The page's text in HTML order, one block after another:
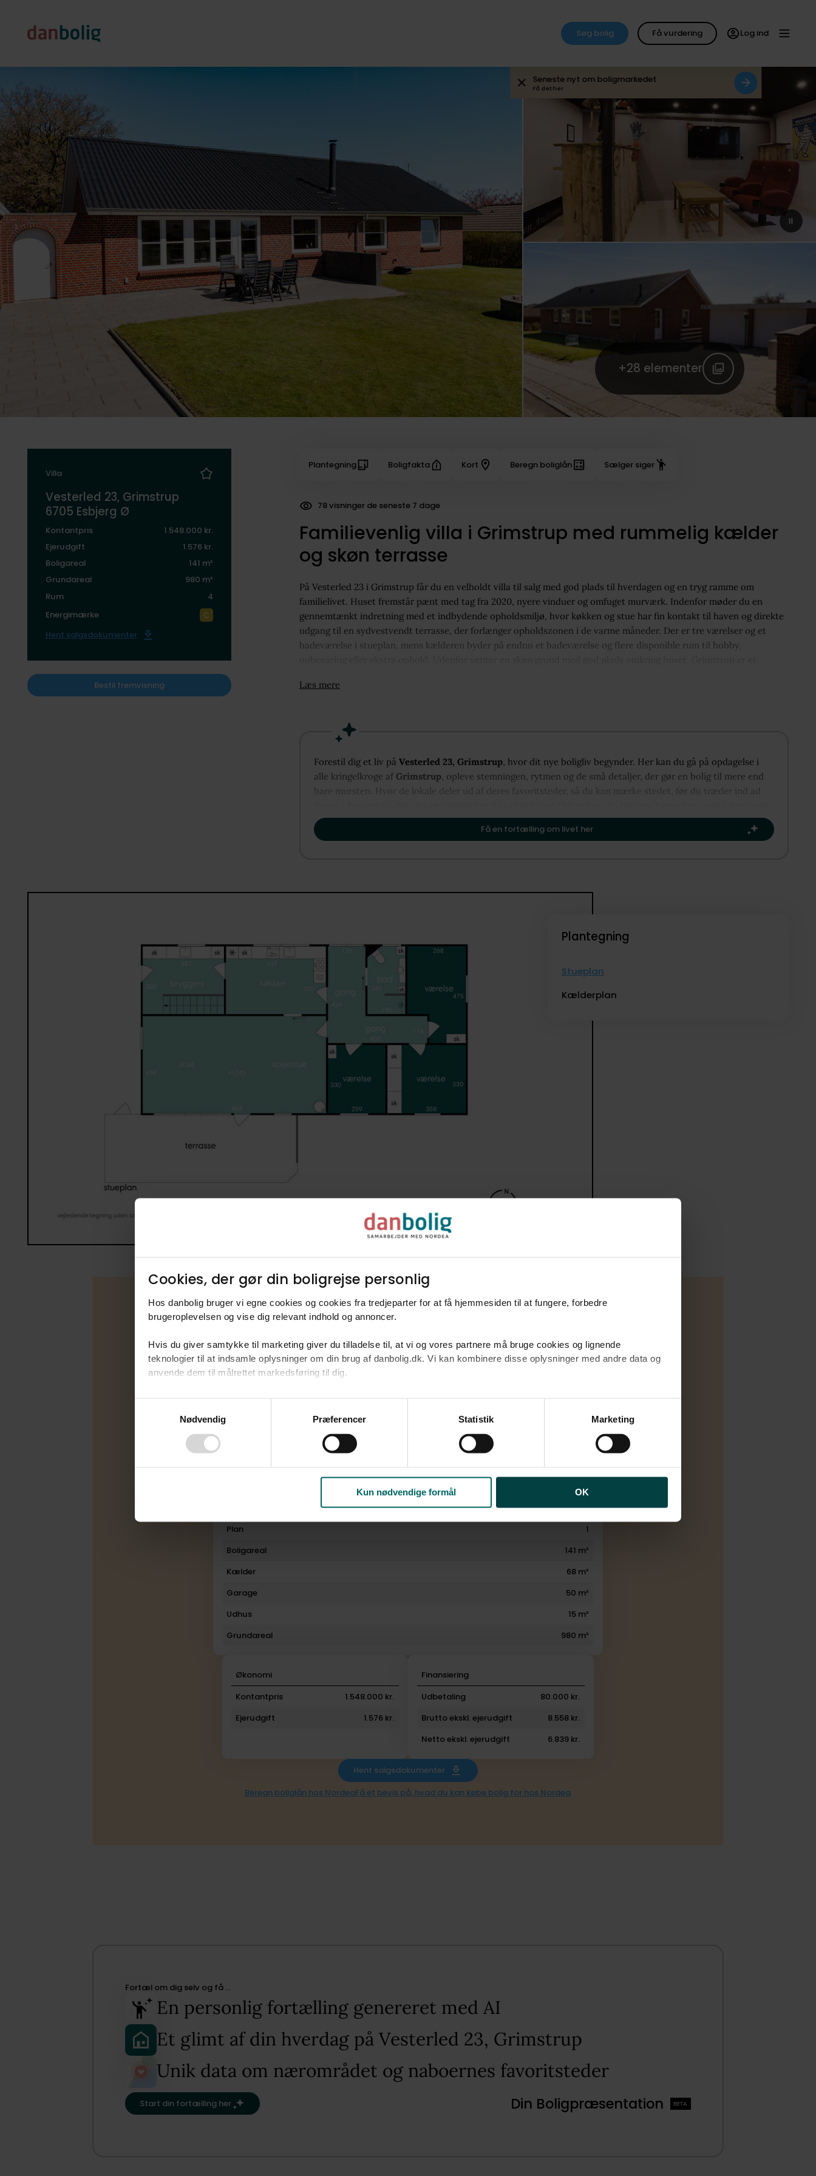
Cookies, der gør din boligrejse personlig​
Hos danbolig bruger vi egne cookies og cookies fra tredjeparter for at få hjemmesiden til at fungere, forbedre
brugeroplevelsen og vise dig relevant indhold og annoncer.​
Hvis du giver samtykke til marketing giver du tilladelse til, at vi og vores partnere må bruge cookies og lignende
teknologier til at indsamle oplysninger om din brug af danbolig.dk. Vi kan kombinere disse oplysninger med andre data og
anvende dem til målrettet markedsføring til dig.​
Ved at klikke på ”OK” giver du samtykke til alle formål. Du kan til enhver tid læse mere om brugen af cookies samt
tilbagekalde dit samtykke ved at følge linket til vores
. Oplysninger om behandling af personoplysninger
Nødvendig Præferencer Statistik Marketing
Kun nødvendige formål OK
Søg bolig Få vurdering Log ind
Seneste nyt om boligmarkedet
Få det her
+28 elementer
Villa
Vesterled 23, Grimstrup
6705 Esbjerg Ø
Kontantpris
1.548.000 kr.
Ejerudgift
1.576 kr.
Boligareal
141 m²
Grundareal
980 m²
Rum
4
Energimærke
Hent salgsdokumenter
Bestil fremvisning
Plantegning Boligfakta Kort Beregn boliglån Sælger siger
38 dokumenter downloadet
Familievenlig villa i Grimstrup med rummelig kælder
og skøn terrasse
På Vesterled 23 i Grimstrup får du en velholdt villa til salg med god plads til hverdagen og en tryg ramme om
familielivet. Huset fremstår pænt med tag fra 2020, nyere vinduer og omfuget murværk. Indenfor møder du en
gennemtænkt indretning med et indbydende opholdsmiljø, hvor køkken og stue har fin kontakt til haven og direkte
udgang til en sydvestvendt terrasse, der forlænger opholdszonen i de varme måneder. Der er tre værelser og et
badeværelse i stueplan, mens kælderen byder på endnu et badeværelse og flere disponible rum til hobby,
Læs mere
Forestil dig et liv påVesterled 23, Grimstrup, hvor dit nye boligliv begynder. Her kan du gå på opdagelse i
alle kringelkroge af Grimstrup, opleve stemningen, rytmen og de små detaljer, der gør en bolig til mere end
bare mursten. Hvor de lokale deler ud af deres favoritsteder, så du kan mærke stedet, før du træder ind ad
til at vise dig, hvordan Grimstrup kan danne rammen om dit næste kapitel.​
Få en fortælling om livet her
Plantegning
Stueplan
Kælderplan
Type
Villa
Energimærke
2
2
Plan
1
Boligareal
141 m²
Kælder
68 m²
Garage
50 m²
Udhus
15 m²
Grundareal
980 m²
Økonomi
Kontantpris
1.548.000 kr.
Ejerudgift
1.576 kr.
Finansiering
Udbetaling
80.000 kr.
Brutto ekskl. ejerudgift
8.558 kr.
Netto ekskl. ejerudgift
6.839 kr.
Hent salgsdokumenter
Beregn boliglån hos NordeaFå et bevis på, hvad du kan købe bolig for hos Nordea
Fortæl om dig selv og få …​
En personlig fortælling genereret med AI​
Et glimt af din hverdag på Vesterled 23, Grimstrup​
Unik data om nærområdet og naboernes favoritsteder​
Start din fortælling her Din Boligpræsentation BETA